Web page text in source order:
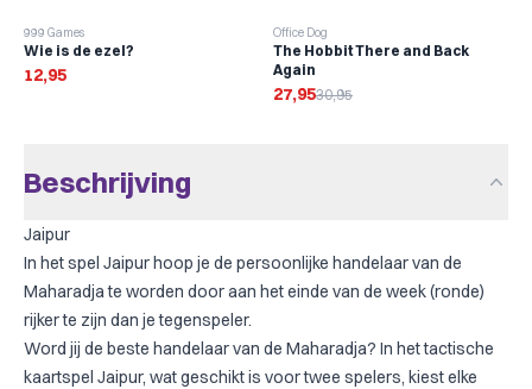
999 Games
Wie is de ezel?
12,95
-10 %
Office Dog
The Hobbit There and Back
Again
27,9530,95
Beschrijving
Jaipur
In het spel Jaipur hoop je de persoonlijke handelaar van de
Maharadja te worden door aan het einde van de week (ronde)
rijker te zijn dan je tegenspeler.
Word jij de beste handelaar van de Maharadja? In het tactische
kaartspel Jaipur, wat geschikt is voor twee spelers, kiest elke